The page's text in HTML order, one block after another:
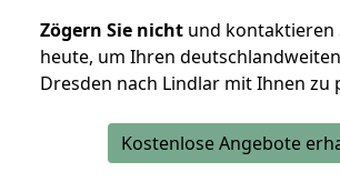
Zögern Sie nicht und kontaktieren
heute, um Ihren
Dresden nach Lindlar mit Ihnen zu
Kostenlose Angebote